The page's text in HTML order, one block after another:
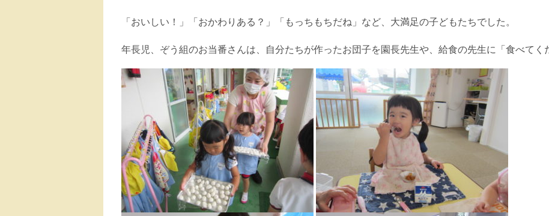
「おいしい！」「おかわりある？」「もっちもちだね」など、大満足の子どもたちでした。
年長児、ぞう組のお当番さんは、自分たちが作ったお団子を園長先生や、給食の先生に「食べてく